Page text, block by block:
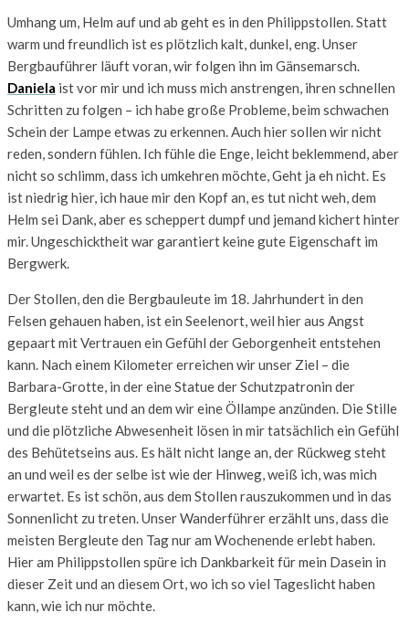
Umhang um, Helm auf und ab geht es in den Philippstollen. Statt
warm und freundlich ist es plötzlich kalt, dunkel, eng. Unser
Bergbauführer läuft voran, wir folgen ihn im Gänsemarsch.
Daniela ist vor mir und ich muss mich anstrengen, ihren schnellen
Schritten zu folgen – ich habe große Probleme, beim schwachen
Schein der Lampe etwas zu erkennen. Auch hier sollen wir nicht
reden, sondern fühlen. Ich fühle die Enge, leicht beklemmend, aber
nicht so schlimm, dass ich umkehren möchte, Geht ja eh nicht. Es
ist niedrig hier, ich haue mir den Kopf an, es tut nicht weh, dem
Helm sei Dank, aber es scheppert dumpf und jemand kichert hinter
mir. Ungeschicktheit war garantiert keine gute Eigenschaft im
Bergwerk.
Der Stollen, den die Bergbauleute im 18. Jahrhundert in den
Felsen gehauen haben, ist ein Seelenort, weil hier aus Angst
gepaart mit Vertrauen ein Gefühl der Geborgenheit entstehen
kann. Nach einem Kilometer erreichen wir unser Ziel – die
Barbara-Grotte, in der eine Statue der Schutzpatronin der
Bergleute steht und an dem wir eine Öllampe anzünden. Die Stille
und die plötzliche Abwesenheit lösen in mir tatsächlich ein Gefühl
des Behütetseins aus. Es hält nicht lange an, der Rückweg steht
an und weil es der selbe ist wie der Hinweg, weiß ich, was mich
erwartet. Es ist schön, aus dem Stollen rauszukommen und in das
Sonnenlicht zu treten. Unser Wanderführer erzählt uns, dass die
meisten Bergleute den Tag nur am Wochenende erlebt haben.
Hier am Philippstollen spüre ich Dankbarkeit für mein Dasein in
dieser Zeit und an diesem Ort, wo ich so viel Tageslicht haben
kann, wie ich nur möchte.